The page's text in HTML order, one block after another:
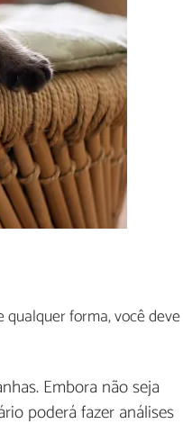
forma, você deve
Embora não seja
poderá fazer análises